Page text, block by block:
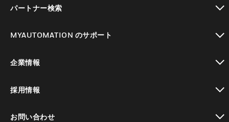
パートナー検索
MYAUTOMATION のサポート
企業情報
採用情報
お問い合わせ